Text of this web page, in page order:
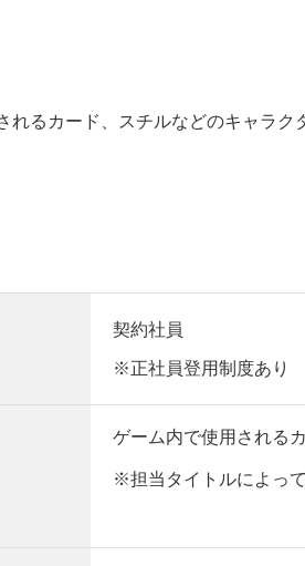
れるカード、スチルなどのキャラク
契約社員
※正社員登用制度あり
ゲーム内で使用される
※担当タイトルによっ